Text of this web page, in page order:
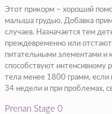
Этот прикорм – хороший
малыша грудью. Добавка
случаев. Назначается тем
преждевременно или
питательными элементами и
способствуют интенсивному
тела менее 1800 грамм, если
34 недели и при проблемах,
Prenan Stage 0